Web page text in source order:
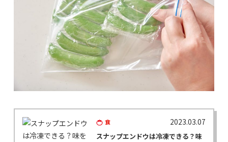
食 2023.03.07
スナップエンドウは冷凍できる？味